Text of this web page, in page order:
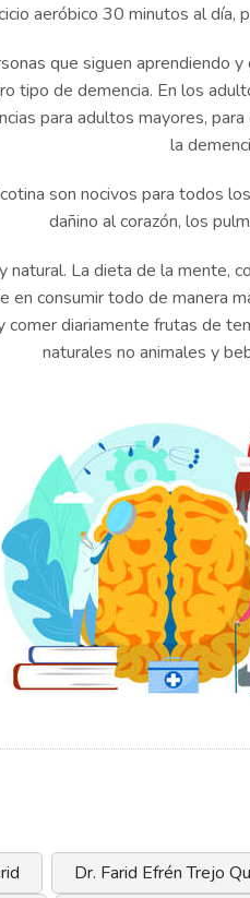
aeróbico 30 minutos al día,
que siguen aprendiendo
tipo de demencia. En los
para adultos mayores,
la
son nocivos para todos
dañino al corazón, los
La dieta de la mente,
en consumir todo de manera
comer diariamente frutas de
naturales no animales y
Dr. Farid Efrén Trejo